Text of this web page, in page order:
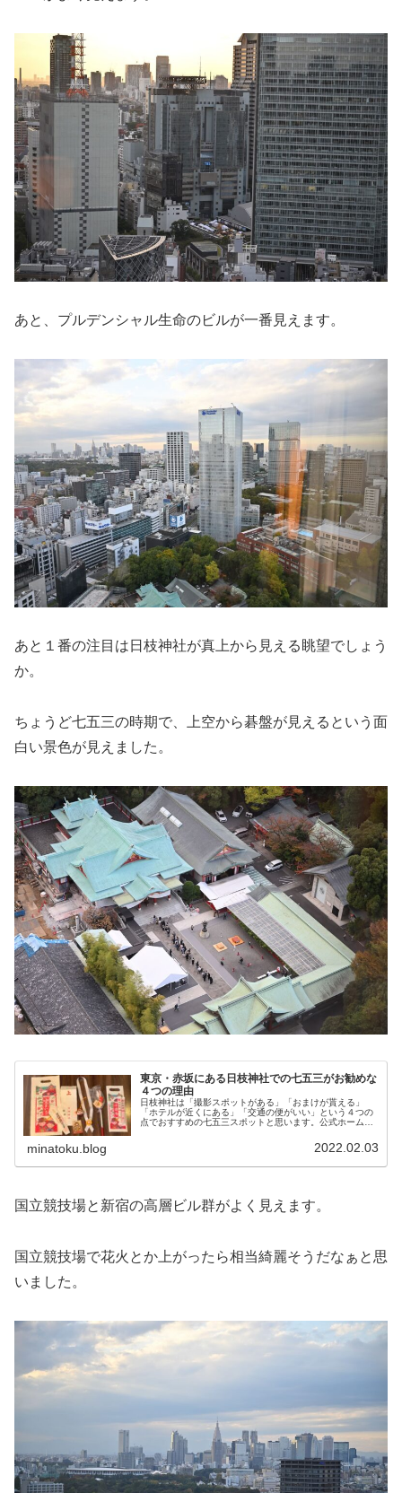
あと、プルデンシャル生命のビルが一番見えます。
あと１番の注目は日枝神社が真上から見える眺望でしょう
か。
ちょうど七五三の時期で、上空から碁盤が見えるという面
白い景色が見えました。
東京・赤坂にある日枝神社での七五三がお勧めな
４つの理由
日枝神社は「撮影スポットがある」「おまけが貰える」
「ホテルが近くにある」「交通の便がいい」という４つの
点でおすすめの七五三スポットと思います。公式ホームペ
minatoku.blog 2022.02.03
国立競技場と新宿の高層ビル群がよく見えます。
国立競技場で花火とか上がったら相当綺麗そうだなぁと思
いました。